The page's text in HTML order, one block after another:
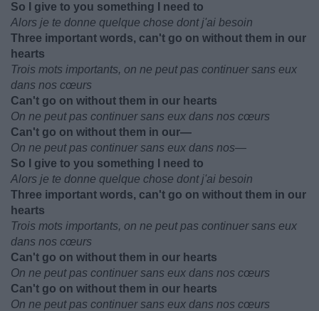
So I give to you something I need to
Alors je te donne quelque chose dont j'ai besoin
Three important words, can't go on without them in our
hearts
Trois mots importants, on ne peut pas continuer sans eux
dans nos cœurs
Can't go on without them in our hearts
On ne peut pas continuer sans eux dans nos cœurs
Can't go on without them in our—
On ne peut pas continuer sans eux dans nos—
So I give to you something I need to
Alors je te donne quelque chose dont j'ai besoin
Three important words, can't go on without them in our
hearts
Trois mots importants, on ne peut pas continuer sans eux
dans nos cœurs
Can't go on without them in our hearts
On ne peut pas continuer sans eux dans nos cœurs
Can't go on without them in our hearts
On ne peut pas continuer sans eux dans nos cœurs